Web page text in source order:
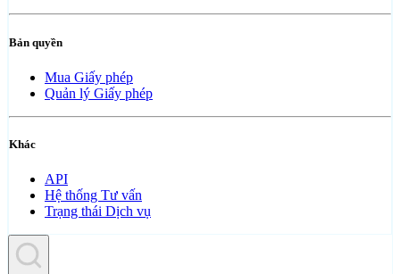
Bản quyền
Mua Giấy phép
Quản lý Giấy phép
Khác
API
Hệ thống Tư vấn
Trạng thái Dịch vụ